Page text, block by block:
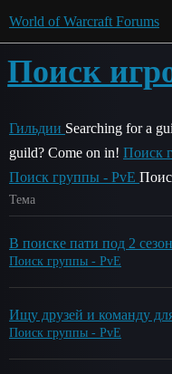
World of Warcraft Forums
Поиск
Гильдии Searching for a
guild? Come on in! Поиск
Поиск группы - PvE
Тема
В поиске пати под 2
Поиск группы - PvE
Ищу друзей и команду
Поиск группы - PvE